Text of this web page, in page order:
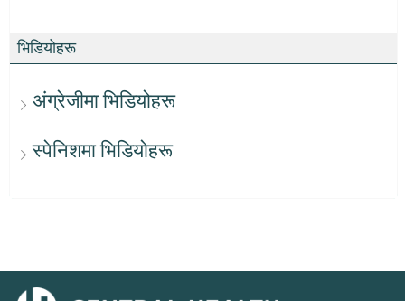
भिडियोहरू
अंग्रेजीमा भिडियोहरू
स्पेनिशमा भिडियोहरू